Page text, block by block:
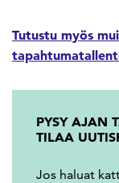
Tutustu myös
PYSY AJAN
TILAA
Jos haluat